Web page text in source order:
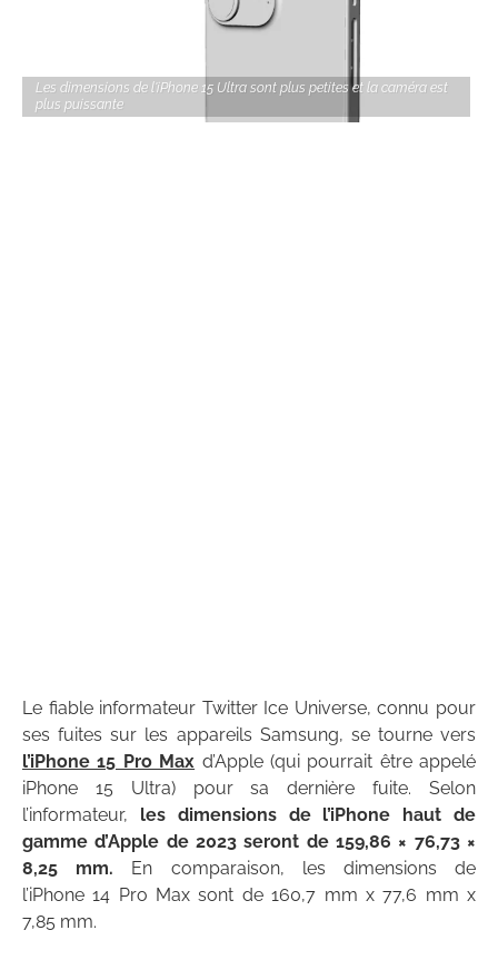
Les dimensions de l'iPhone 15 Ultra sont plus petites et la caméra est
plus puissante
Le fiable informateur Twitter Ice Universe, connu pour
ses fuites sur les appareils Samsung, se tourne vers
l’iPhone 15 Pro Max d’Apple (qui pourrait être appelé
iPhone 15 Ultra) pour sa dernière fuite. Selon
l’informateur, les dimensions de l’iPhone haut de
gamme d’Apple de 2023 seront de 159,86 × 76,73 ×
8,25 mm. En comparaison, les dimensions de
l’iPhone 14 Pro Max sont de 160,7 mm x 77,6 mm x
7,85 mm.